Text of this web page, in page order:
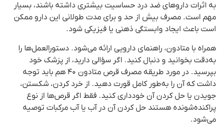
به اثرات داروهای ضد درد حساسیت بیشتری داشته باشند، بسیار
مهم است. مصرف بیش از حد و برای مدت طولانی این دارو ممکن
است باعث ایجاد وابستگی ذهنی یا فیزیکی شود.
همراه با متادون، راهنمای دارویی ارائه می‌شود. دستورالعمل‌ها را
به‌دقت بخوانید و دنبال کنید. اگر سؤالی دارید، از پزشک خود
بپرسید. در مورد طریقه مصرف قرص متادون ۴۰ هم باید توجه
داشت که آن را به‌طور کامل قورت دهید. از خرد کردن، شکستن،
جویدن یا حل کردن آن خودداری کنید. فقط اگر قرص‌ها از نوع
پراکنده‌شونده هستند حل کردن آن در آب یا آب مرکبات توصیه
می‌شود.